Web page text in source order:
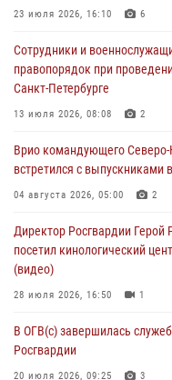
профессиональным
В Нижнем Новгороде
семинар по вопросам
Росгвардии (видео)
В Брянске сотрудники и
память Героя России Олега
В кинологическом центре
память товарищей, погибших
06 августа 2026, 13:29
23 июля 2026, 16:10 6
Сотрудники и
правопорядок при
Санкт-Петербурге
13 июля 2026, 08:08 2
Врио командующего Северо-
встретился с выпускниками
04 августа 2026, 05:00 2
Директор Росгвардии Герой
посетил кинологический
(видео)
28 июля 2026, 16:50 1
В ОГВ(с) завершилась
Росгвардии
20 июля 2026, 09:25 3